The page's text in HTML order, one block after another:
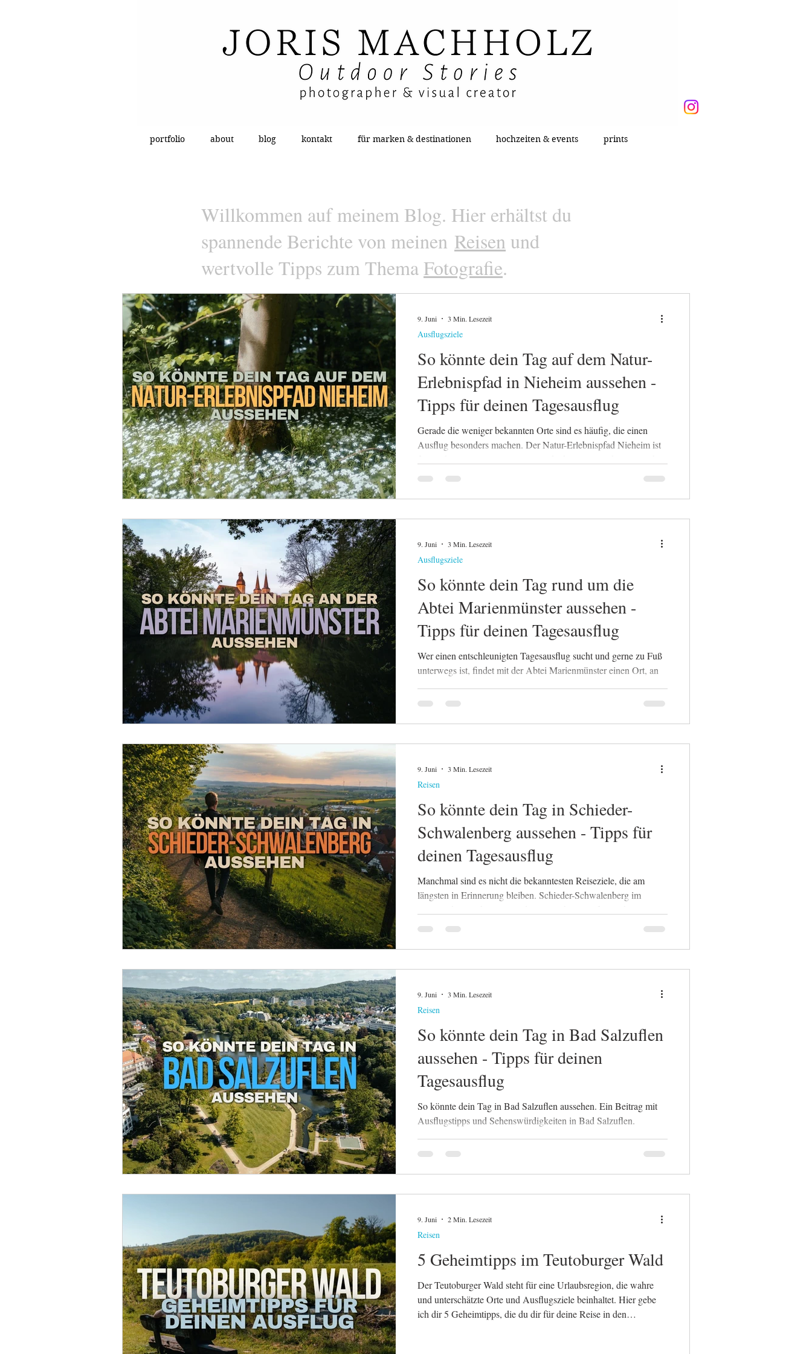
portfolio about blog kontakt für marken & destinationen hochzeiten & events prints
Willkommen auf meinem Blog. Hier erhältst du
spannende Berichte von meinen Reisen und
wertvolle Tipps zum ThemaFotografie.
So könnte dein Tag auf dem Natur-
Erlebnispfad in Nieheim aussehen -
Tipps für deinen Tagesausflug
Gerade die weniger bekannten Orte sind es häufig, die einen
Ausflug besonders machen. Der Natur-Erlebnispfad Nieheim ist
hier die Landschaft, ihre Geschichte und die kleinen Details am
Ausflugsziele
9. Juni 3 Min. Lesezeit
So könnte dein Tag rund um die
Abtei Marienmünster aussehen -
Tipps für deinen Tagesausflug
Wer einen entschleunigten Tagesausflug sucht und gerne zu Fuß
unterwegs ist, findet mit der Abtei Marienmünster einen Ort, an
Ausflugsziele
9. Juni 3 Min. Lesezeit
So könnte dein Tag in Schieder-
Schwalenberg aussehen - Tipps für
deinen Tagesausflug
Manchmal sind es nicht die bekanntesten Reiseziele, die am
längsten in Erinnerung bleiben. Schieder-Schwalenberg im
ein Ort. Hier treffen ruhige Natur, historische Bauwerke und
abwechslungsreichen Tagesausflug sucht, kann hier problemlos
einen ganzen Tag verbringen. In diesem Beitrag erfährst du
Reisen
9. Juni 3 Min. Lesezeit
So könnte dein Tag in Bad Salzuflen
aussehen - Tipps für deinen
Tagesausflug
So könnte dein Tag in Bad Salzuflen aussehen. Ein Beitrag mit
Ausflugstipps und Sehenswürdigkeiten in Bad Salzuflen.
Reisen
9. Juni 3 Min. Lesezeit
5 Geheimtipps im Teutoburger Wald
Der Teutoburger Wald steht für eine Urlaubsregion, die wahre
und unterschätzte Orte und Ausflugsziele beinhaltet. Hier gebe
ich dir 5 Geheimtipps, die du dir für deine Reise in den
Reisen
9. Juni 2 Min. Lesezeit